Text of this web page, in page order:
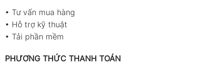
• Tư vấn mua hàng
• Hỗ trợ kỹ thuật
• Tải phần mềm
PHƯƠNG THỨC THANH TOÁN